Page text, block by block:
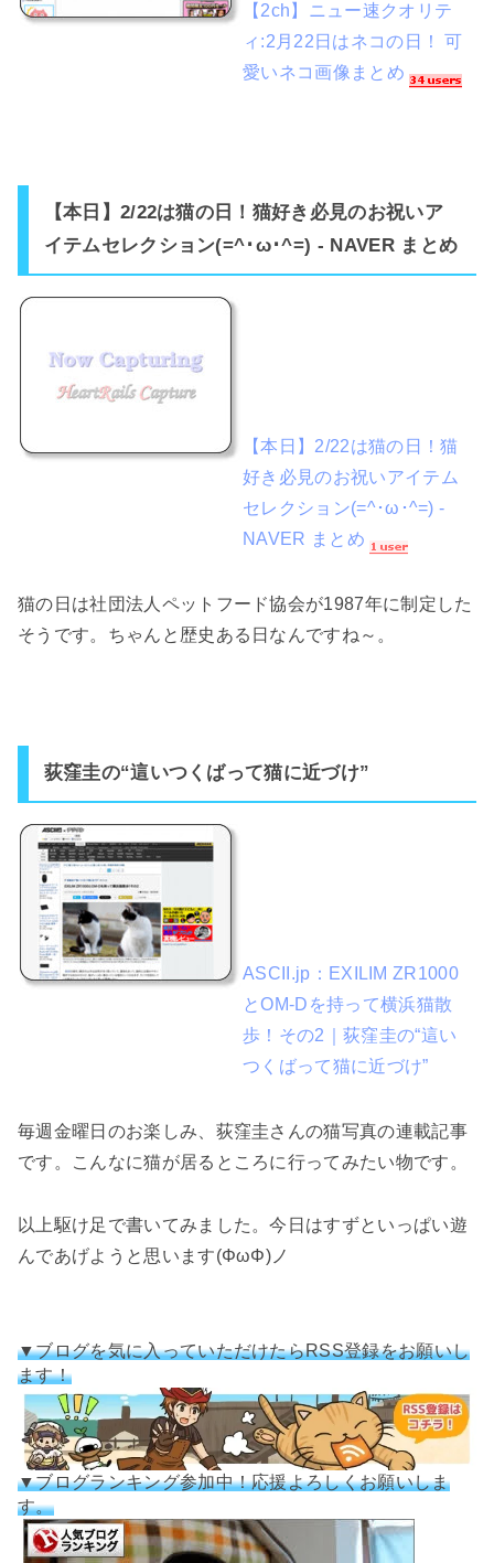
【2ch】ニュー速クオリテ
ィ:2月22日はネコの日！ 可
愛いネコ画像まとめ
【本日】2/22は猫の日！猫好き必見のお祝いア
イテムセレクション(=^･ω･^=) - NAVER まとめ
【本日】2/22は猫の日！猫
好き必見のお祝いアイテム
セレクション(=^･ω･^=) -
NAVER まとめ
猫の日は社団法人ペットフード協会が1987年に制定した
そうです。ちゃんと歴史ある日なんですね～。
荻窪圭の“這いつくばって猫に近づけ”
ASCII.jp：EXILIM ZR1000
とOM-Dを持って横浜猫散
歩！その2｜荻窪圭の“這い
つくばって猫に近づけ”
毎週金曜日のお楽しみ、荻窪圭さんの猫写真の連載記事
です。こんなに猫が居るところに行ってみたい物です。
以上駆け足で書いてみました。今日はすずといっぱい遊
んであげようと思います(ΦωΦ)ノ
▼ブログを気に入っていただけたらRSS登録をお願いし
ます！
▼ブログランキング参加中！応援よろしくお願いしま
す。